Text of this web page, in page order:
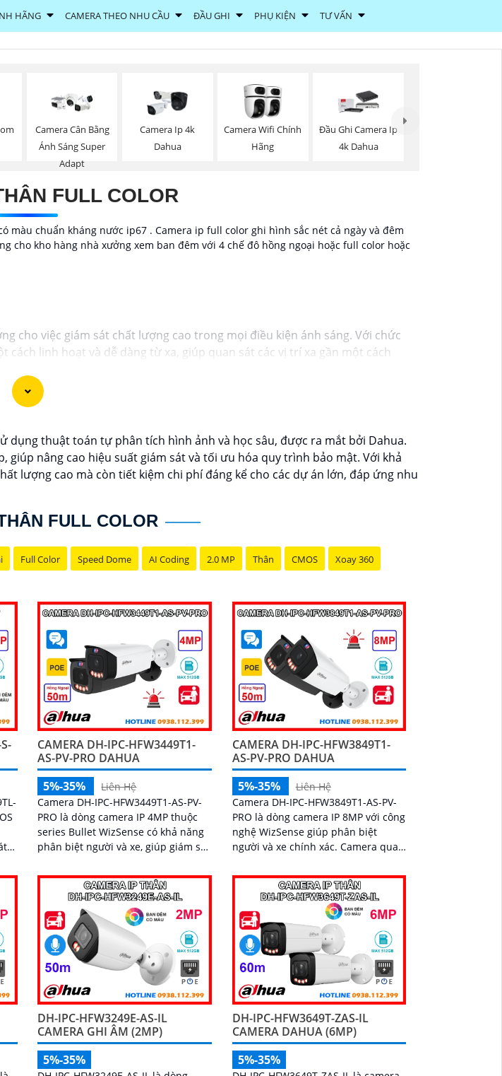
HÃNG CAMERA THEO NHU CẦU ĐẦU GHI PHỤ KIỆN TƯ VẤN
Camera Cân Bằng
Ánh Sáng Super
Adapt
Camera Ip 4k
Dahua
Camera Wifi Chính
Hãng
Đầu Ghi Camera Ip
4k Dahua
FULL COLOR
màu chuẩn kháng nước ip67 . Camera ip full color ghi hình sắc nét cả ngày và đêm
cho kho hàng nhà xưởng xem ban đêm với 4 chế đô hồng ngoại hoặc full color hoặc
cho việc giám sát chất lượng cao trong mọi điều kiện ánh sáng. Với chức
linh hoạt và dễ dàng từ xa, giúp quan sát các vị trí xa gần một cách
dụng thuật toán tự phân tích hình ảnh và học sâu, được ra mắt bởi Dahua.
giúp nâng cao hiệu suất giám sát và tối ưu hóa quy trình bảo mật. Với khả
lượng cao mà còn tiết kiệm chi phí đáng kể cho các dự án lớn, đáp ứng nhu
FULL COLOR
Full Color Speed Dome AI Coding 2.0 MP Thân CMOS Xoay 360
CAMERA DH-IPC-HFW3449T1-
AS-PV-PRO DAHUA
5%-35%
Liên Hệ
Camera DH-IPC-HFW3449T1-AS-PV-
PRO là dòng camera IP 4MP thuộc
series Bullet WizSense có khả năng
phân biệt người và xe, giúp giám sát
loa và khe thẻ nhớ lên đến 512GB
hỗ trợ cảnh báo chủ động với loa và
đèn báo xanh đỏ
CAMERA DH-IPC-HFW3849T1-
AS-PV-PRO DAHUA
5%-35%
Liên Hệ
Camera DH-IPC-HFW3849T1-AS-PV-
PRO là dòng camera IP 8MP với công
nghệ WizSense giúp phân biệt
người và xe chính xác. Camera quan
chiều có khe thẻ nhớ lên đến 512GB
cùng hệ thống cảnh báo chủ động
với đèn xanh đỏ và âm thanh
DH-IPC-HFW3249E-AS-IL
CAMERA GHI ÂM (2MP)
5%-35%
DH-IPC-HFW3649T-ZAS-IL
CAMERA DAHUA (6MP)
5%-35%